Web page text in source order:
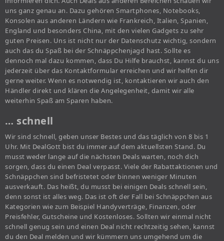
uns ganz genau an. Dazu gehören Smartphones, Notebooks,
Konsolen aus anderen Ländern wie Frankreich, Italien, Spanien,
England und besonders China, mit den vielen Gadgets zu sehr
guten Preisen. Uns ist nicht nur der Datenschutz wichtig, sondern
auch das du Spaß bei der Schnäppchenjagd hast. Sollte es
dennoch mal dazu kommen, dass Du Hilfe brauchst, kannst du uns
jederzeit über das Kontaktformular erreichen und wir helfen dir
gerne weiter. Wenn es notwendig ist, kontaktieren wir auch den
Händler direkt und klären die Angelegenheit, damit wir alle
weiterhin Spaß am Sparen haben.
… schnell
Wir sind schnell, geben unser Bestes und das täglich von 8 bis 1
Uhr. Mit DealGott bist du immer auf dem aktuellsten Stand. Du
musst weder lange auf die nächsten Deals warten, noch dich
sorgen, dass du einen Deal verpasst. Viele der Rabattaktionen und
Schnäppchen sind befristetet oder binnen weniger Minuten
ausverkauft. Das heißt, du musst bei einigen Deals schnell sein,
denn sonst ist alles weg. Das ist oft der Fall bei Schnäppchen aus
Kategorien wie zum Beispiel Handyverträge, Finanzen, oder
Preisfehler, Gutscheine und Kostenloses. Sollten wir einmal nicht
schnell genug sein und einen Deal nicht rechtzeitig sehen, kannst
du den Deal melden und wir kümmern uns umgehend um die